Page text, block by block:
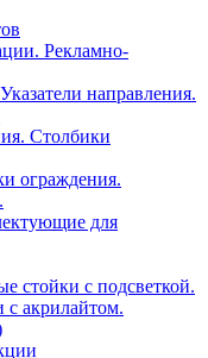
Рекламно-
направления.
Столбики
ограждения.
для
стойки с подсветкой.
с акрилайтом.